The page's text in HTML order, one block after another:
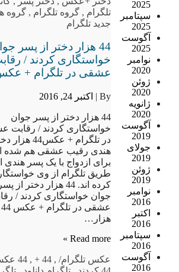
2025
سپتامبر
2025
آگوست
2025
نوامبر
2020
ژوئن
2020
ژانویه
2020
آگوست
2019
جولای
2019
ژوئن
2019
نوامبر
2016
اکتبر
2016
سپتامبر
2016
آگوست
2016
تلگرام , گروه تلگرام , گروه
جدید تلگرام
44 هزار دختر از پسر
خواستگاری کردند /
عشقی در تلگرام +
By | اکتبر 24, 2016
44 هزار دختر از پسر جوان
خواستگاری کردند / رقابت
در تلگرام + عکس44 هزار
هندی رقیب عشقی هم شده
برای ازدواج با یک پسر هندی
طریق تلگرام از وی
کرده اند. 44 هزار دختر از پسر
جوان خواستگاری کردند /
عشقی در تلگرام + عکس 44
هزار…
Read more »
عکس تلگرام/
,
44 +
, 44 عکس